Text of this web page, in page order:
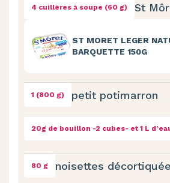
4 cuillères à soupe (60 g) St
ST MORET LEGER
BARQUETTE 150G
1 (800 g) petit potimarron
20g de bouillon -2 cubes- et 1 L
80 g noisettes